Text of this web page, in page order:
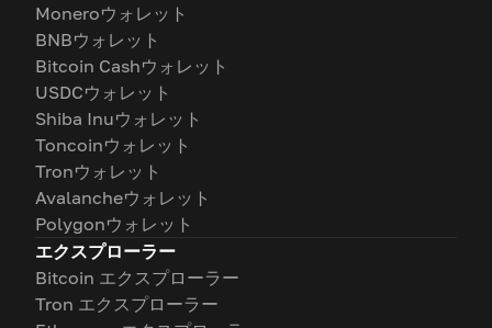
Moneroウォレット
BNBウォレット
Bitcoin Cashウォレット
USDCウォレット
Shiba Inuウォレット
Toncoinウォレット
Tronウォレット
Avalancheウォレット
Polygonウォレット
エクスプローラー
Bitcoin エクスプローラー
Tron エクスプローラー